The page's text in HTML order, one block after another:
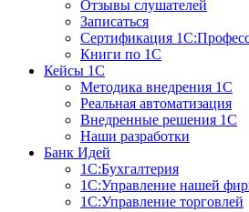
Отзывы слушателей
Записаться
Сертификация
Книги по 1С
Кейсы 1С
Методика внедрения 1С
Реальная автоматизация
Внедренные решения 1С
Наши разработки
Банк Идей
1С:Бухгалтерия
1С:Управление нашей
1С:Управление торговлей